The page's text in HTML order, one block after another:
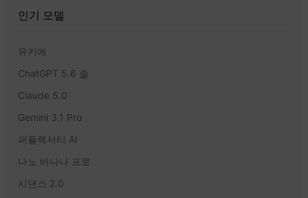
인기 모델
유키에
ChatGPT 5.6 솔
Claude 5.0
Gemini 3.1 Pro
퍼플렉서티 AI
나노 바나나 프로
시댄스 2.0